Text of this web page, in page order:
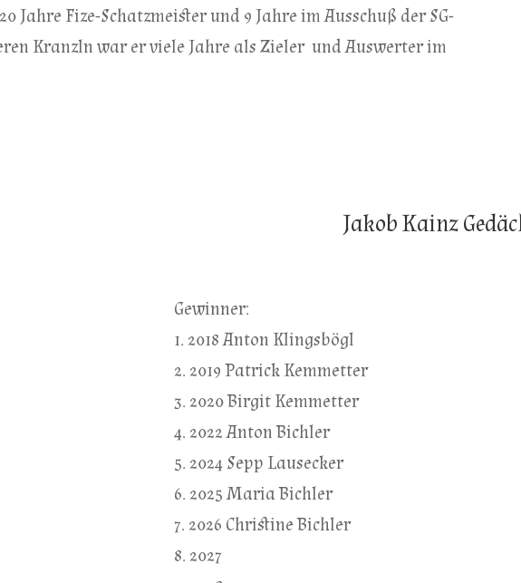
Jahre Fize-Schatzmeister und 9 Jahre im Ausschuß der SG-
Kranzln war er viele Jahre als Zieler und Auswerter im
Jakob Kainz
Gewinner:
1. 2018 Anton Klingsbögl
2. 2019 Patrick Kemmetter
3. 2020 Birgit Kemmetter
4. 2022 Anton Bichler
5. 2024 Sepp Lausecker
6. 2025 Maria Bichler
7. 2026 Christine Bichler
8. 2027